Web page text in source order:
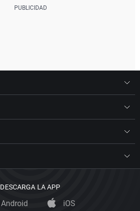
DESCARGA LA APP
Android iOS